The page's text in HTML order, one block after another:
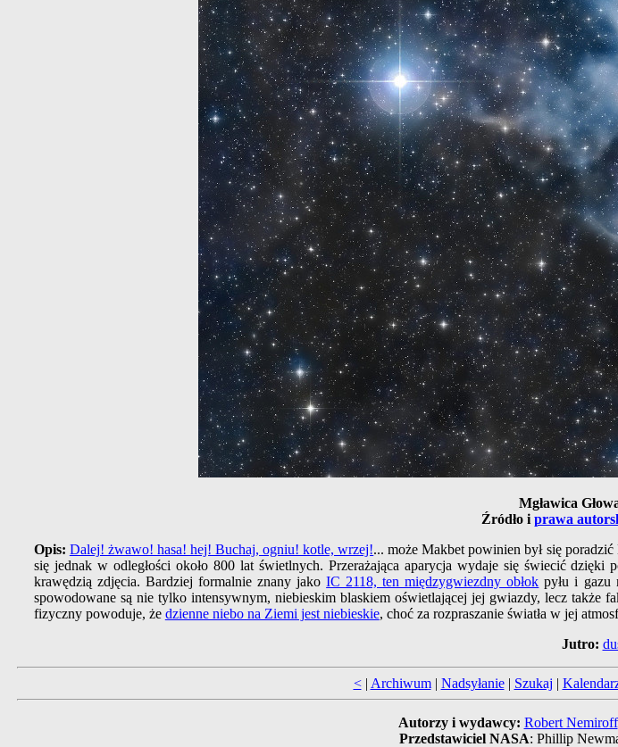
Mgławica
Źródło i prawa
Opis: Dalej! żwawo! hasa! hej! Buchaj, ogniu! kotle, wrzej!... może Makbet powinien był się
się jednak w odległości około 800 lat świetlnych. Przerażająca aparycja wydaje się świecić
krawędzią zdjęcia. Bardziej formalnie znany jakoIC 2118, ten międzygwiezdny obłok pyłu i gazu
spowodowane są nie tylko intensywnym, niebieskim blaskiem oświetlającej jej gwiazdy, lecz także
fizyczny powoduje, że dzienne niebo na Ziemi jest niebieskie, choć za rozpraszanie światła w jej
Jutro:
<| Archiwum| Nadsyłanie| Szukaj |
Autorzy i wydawcy: Robert Nemiroff
Przedstawiciel NASA: Phillip